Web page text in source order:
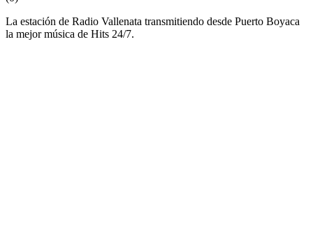
La estación de Radio Vallenata transmitiendo desde Puerto Boyaca
la mejor música de Hits 24/7.